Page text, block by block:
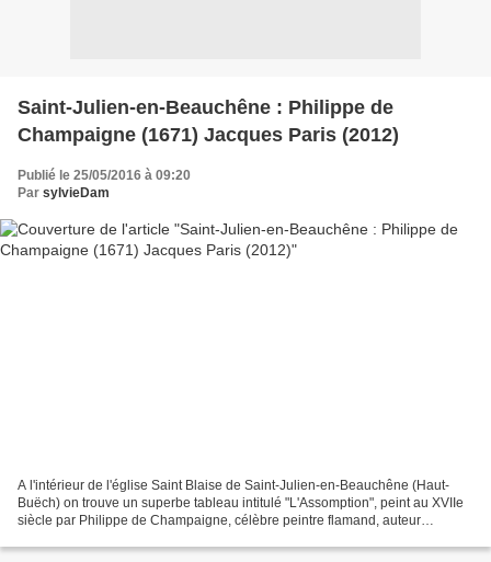
Saint-Julien-en-Beauchêne : Philippe de
Champaigne (1671) Jacques Paris (2012)
Publié le 25/05/2016 à 09:20
Par sylvieDam
A l'intérieur de l'église Saint Blaise de Saint-Julien-en-Beauchêne (Haut-
Buëch) on trouve un superbe tableau intitulé "L'Assomption", peint au XVIIe
siècle par Philippe de Champaigne, célèbre peintre flamand, auteur